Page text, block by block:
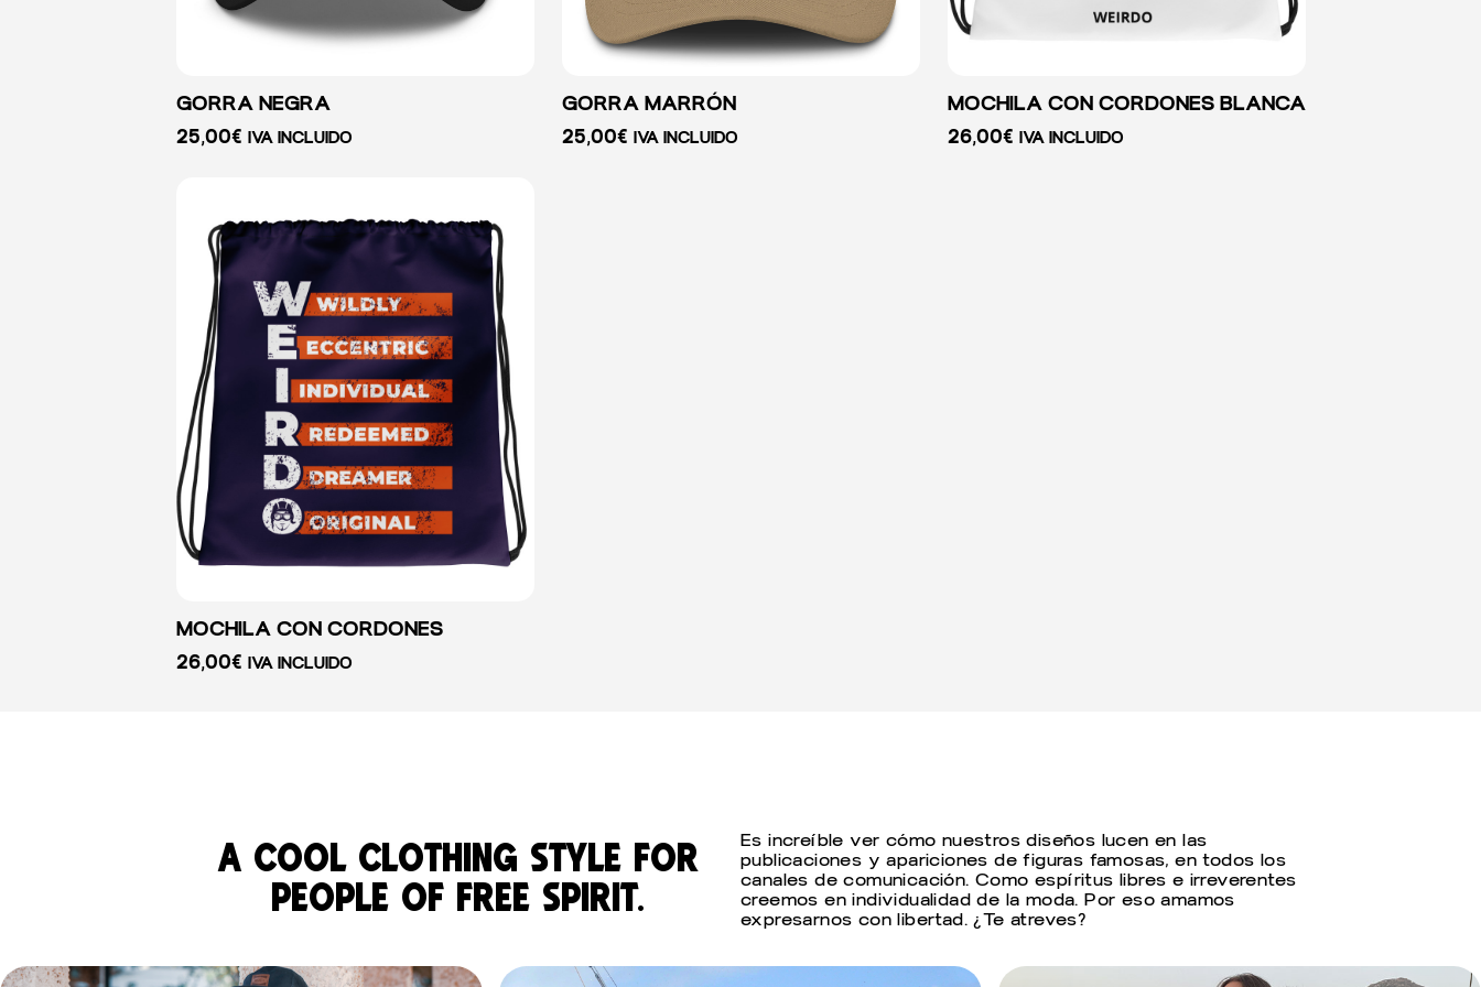
GORRA NEGRA
25,00€ IVA INCLUIDO
GORRA MARRÓN
25,00€ IVA INCLUIDO
MOCHILA CON CORDONES BLANCA
26,00€ IVA INCLUIDO
MOCHILA CON CORDONES
26,00€ IVA INCLUIDO
a cool clothing style for
people of free spirit.
Es increíble ver cómo nuestros diseños lucen en las
publicaciones y apariciones de figuras famosas, en todos los
canales de comunicación. Como espíritus libres e irreverentes
creemos en individualidad de la moda. Por eso amamos
expresarnos con libertad. ¿Te atreves?